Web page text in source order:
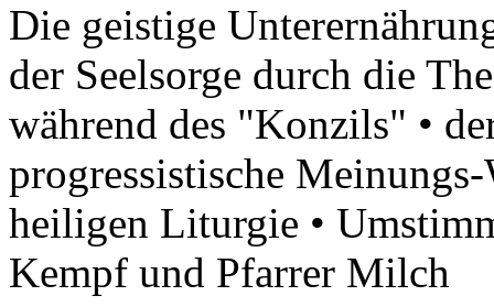
Die geistige
der Seelsorge durch die
während des "Konzils" •
progressistische
heiligen Liturgie •
Kempf und Pfarrer Milch